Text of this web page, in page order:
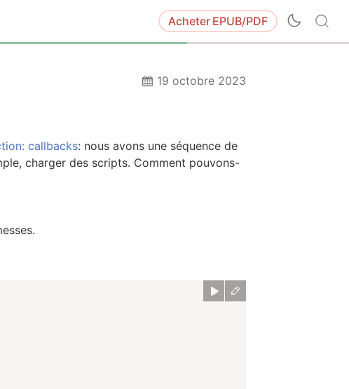
Acheter EPUB/PDF
19 octobre 2023
callbacks: nous avons une séquence de
charger des scripts. Comment pouvons-